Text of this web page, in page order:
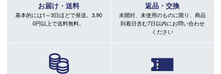
お届け・送料
基本的には1～3日ほどで発送。3,90
0円以上で送料無料。
返品・交換
未開封、未使用のものに限り、商品
到着日含む7日以内にお問い合わせ
ください